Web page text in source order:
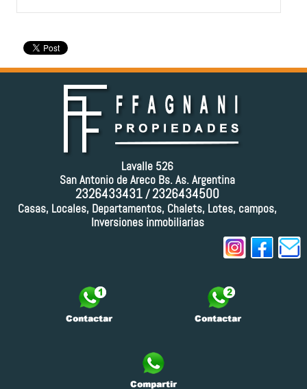
Lavalle 526
San Antonio de Areco Bs. As. Argentina
2326433431/2326434500
Casas, Locales, Departamentos, Chalets, Lotes, campos,
Inversiones inmobiliarias